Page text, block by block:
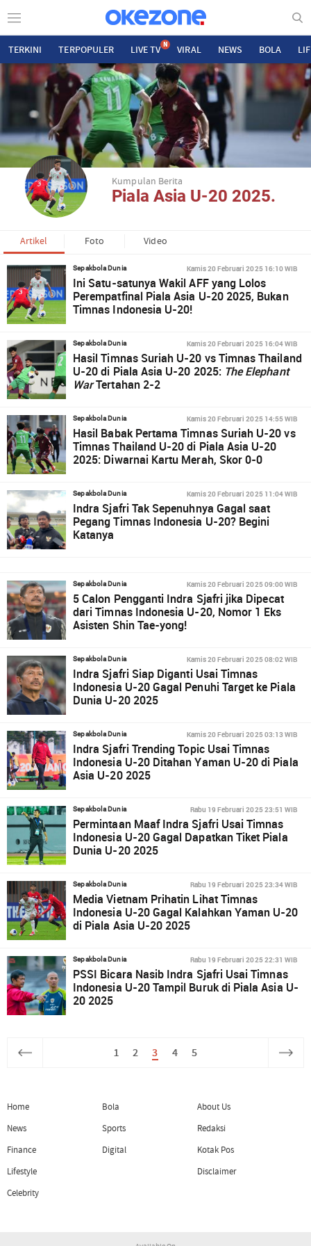
TERKINI TERPOPULER LIVE TV N VIRAL NEWS BOLA
Kumpulan Berita
Piala Asia U-20 2025.
Artikel Foto Video
Sepakbola Dunia Kamis 20 Februari 2025 16:10 WIB
Ini Satu-satunya Wakil AFF yang Lolos
Perempatfinal Piala Asia U-20 2025, Bukan
Timnas Indonesia U-20!
Sepakbola Dunia Kamis 20 Februari 2025 16:04 WIB
Hasil Timnas Suriah U-20 vs Timnas Thailand
U-20 di Piala Asia U-20 2025: The Elephant
WarTertahan 2-2
Sepakbola Dunia Kamis 20 Februari 2025 14:55 WIB
Hasil Babak Pertama Timnas Suriah U-20 vs
Timnas Thailand U-20 di Piala Asia U-20
2025: Diwarnai Kartu Merah, Skor 0-0
Sepakbola Dunia Kamis 20 Februari 2025 11:04 WIB
Indra Sjafri Tak Sepenuhnya Gagal saat
Pegang Timnas Indonesia U-20? Begini
Katanya
Sepakbola Dunia Kamis 20 Februari 2025 09:00 WIB
5 Calon Pengganti Indra Sjafri jika Dipecat
dari Timnas Indonesia U-20, Nomor 1 Eks
Asisten Shin Tae-yong!
Sepakbola Dunia Kamis 20 Februari 2025 08:02 WIB
Indra Sjafri Siap Diganti Usai Timnas
Indonesia U-20 Gagal Penuhi Target ke Piala
Dunia U-20 2025
Sepakbola Dunia Kamis 20 Februari 2025 03:13 WIB
Indra Sjafri Trending Topic Usai Timnas
Indonesia U-20 Ditahan Yaman U-20 di Piala
Asia U-20 2025
Sepakbola Dunia Rabu 19 Februari 2025 23:51 WIB
Permintaan Maaf Indra Sjafri Usai Timnas
Indonesia U-20 Gagal Dapatkan Tiket Piala
Dunia U-20 2025
Sepakbola Dunia Rabu 19 Februari 2025 23:34 WIB
Media Vietnam Prihatin Lihat Timnas
Indonesia U-20 Gagal Kalahkan Yaman U-20
di Piala Asia U-20 2025
Sepakbola Dunia Rabu 19 Februari 2025 22:31 WIB
PSSI Bicara Nasib Indra Sjafri Usai Timnas
Indonesia U-20 Tampil Buruk di Piala Asia U-
20 2025
1 2 3 4 5
Home
News
Finance
Lifestyle
Celebrity
Bola
Sports
Digital
About Us
Redaksi
Kotak Pos
Disclaimer